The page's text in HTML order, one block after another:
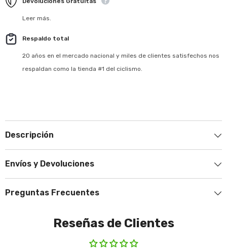
Leer más.
Respaldo total
20 años en el mercado nacional y miles de clientes satisfechos nos
respaldan como la tienda #1 del ciclismo.
Descripción
Envíos y Devoluciones
Preguntas Frecuentes
Reseñas de Clientes